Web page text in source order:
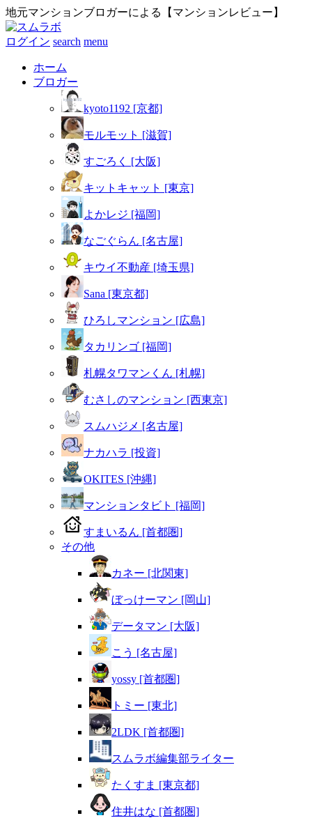
地元マンションブロガーによる【マンションレビュー】
ログイン search menu
ホーム
ブロガー
kyoto1192 [京都]
モルモット [滋賀]
すごろく [大阪]
キットキャット [東京]
よかレジ [福岡]
なごぐらん [名古屋]
キウイ不動産 [埼玉県]
Sana [東京都]
ひろしマンション [広島]
タカリンゴ [福岡]
札幌タワマンくん [札幌]
むさしのマンション [西東京]
スムハジメ [名古屋]
ナカハラ [投資]
OKITES [沖縄]
マンションタビト [福岡]
すまいるん [首都圏]
その他
カネー [北関東]
ぼっけーマン [岡山]
データマン [大阪]
こう [名古屋]
yossy [首都圏]
トミー [東北]
2LDK [首都圏]
スムラボ編集部ライター
たくすま [東京都]
住井はな [首都圏]